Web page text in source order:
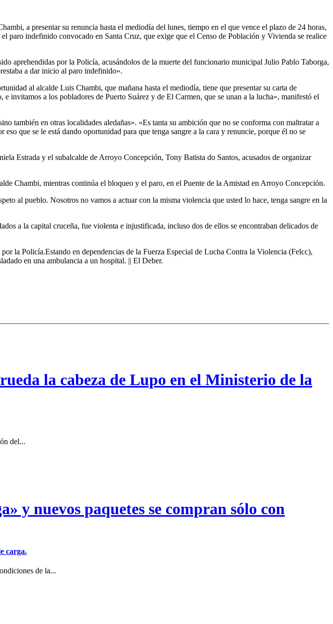
a presentar su renuncia hasta el mediodía del lunes, tiempo en el que vence el plazo de 24 horas,
paro indefinido convocado en Santa Cruz, que exige que el Censo de Población y Vivienda se realice
aprehendidas por la Policía, acusándolos de la muerte del funcionario municipal Julio Pablo Taborga,
a dar inicio al paro indefinido».
al alcalde Luis Chambi, que mañana hasta el mediodía, tiene que presentar su carta de
invitamos a los pobladores de Puerto Suárez y de El Carmen, que se unan a la lucha», manifestó el
también en otras localidades aledañas». «Es tanta su ambición que no se conforma con maltratar a
que se le está dando oportunidad para que tenga sangre a la cara y renuncie, porque él no se
Estrada y el subalcalde de Arroyo Concepción, Tony Batista do Santos, acusados de organizar
Chambi, mientras continúa el bloqueo y el paro, en el Puente de la Amistad en Arroyo Concepción.
al pueblo. Nosotros no vamos a actuar con la misma violencia que usted lo hace, tenga sangre en la
a la capital cruceña, fue violenta e injustificada, incluso dos de ellos se encontraban delicados de
la Policía.Estando en dependencias de la Fuerza Especial de Lucha Contra la Violencia (Felcc),
en una ambulancia a un hospital. || El Deber.
la cabeza de Lupo en el Ministerio de la
del...
y nuevos paquetes se compran sólo con
carga.
de la...